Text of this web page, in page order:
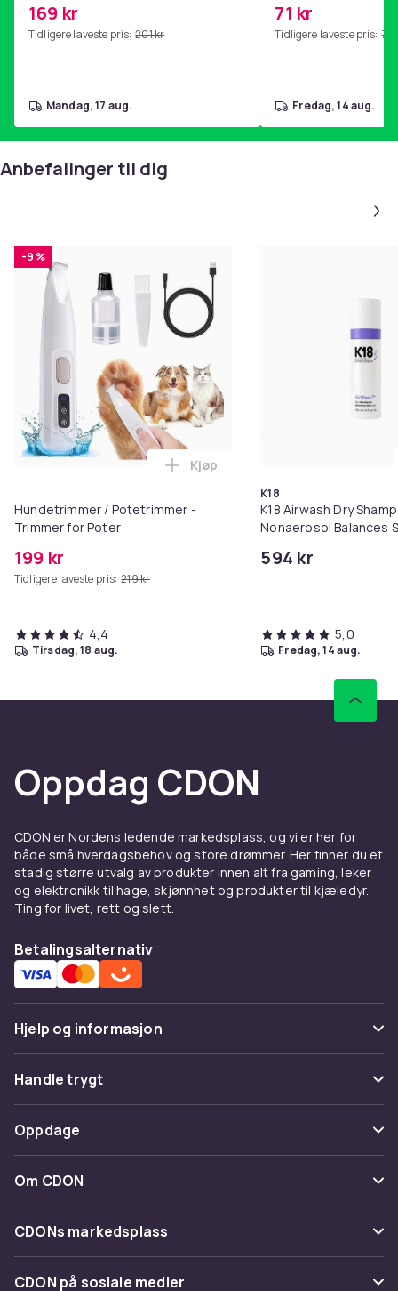
hjemmegymnastikk Pink
169 kr
Tidligere laveste pris: 201 kr
mandag, 17 aug.
71 kr
Tidligere laveste pris: 76
fredag, 14 aug.
Anbefalinger til dig
-9 %
Hundetrimmer / Potetrimmer -
Trimmer for Poter
199 kr
Tidligere laveste pris: 219 kr
Legg Hundetrimmer /
Kjøp
4,4
tirsdag, 18 aug.
K18
K18 Airwash Dry
Nonaerosol Balances
594 kr
5,0
fredag, 14 aug.
Oppdag CDON
CDON er Nordens ledende markedsplass, og vi er her for
både små hverdagsbehov og store drømmer. Her finner du et
stadig større utvalg av produkter innen alt fra gaming, leker
og elektronikk til hage, skjønnhet og produkter til kjæledyr.
Ting for livet, rett og slett.
Betalingsalternativ
Hjelp og informasjon
Vanlige spørsmål
Spor pakke
Angre & returner her
Kontakt oss
Handle trygt
Betaling
Levering
Tilbakekallinger
Oppdage
Kategorier
Varemerker
Om CDON
Om oss
Kundeanmeldelser
CDONs markedsplass
Merchant Help Center
CDON på sosiale medier